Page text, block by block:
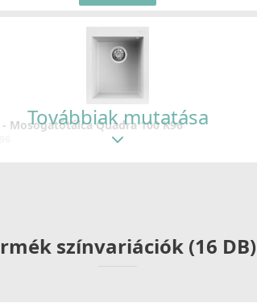
- Mosogatótálca Quadra 100 K96
Továbbiak mutatása
színvariációk (16 DB)